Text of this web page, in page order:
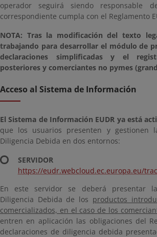
operador seguirá siendo responsable
correspondiente cumpla con el Reglamento
NOTA: Tras la modificación del texto
trabajando para desarrollar el módulo de
declaraciones simplificadas y el
posteriores y comerciantes no pymes
Acceso al Sistema de Información
El Sistema de Información EUDR ya está
que los usuarios presenten y gestionen
Diligencia Debida en dos entornos:
https://eudr.webcloud.ec.europa.eu/
En este servidor se deberá presentar
Diligencia Debida de los productos
comercializados, en el caso de los
entren en aplicación las obligaciones del
declaraciones de diligencia debida